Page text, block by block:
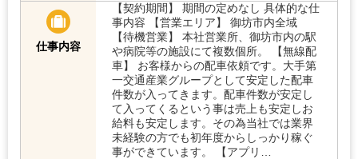
仕事内容
【契約期間】 期間の定めなし 具体的な仕
事内容 【営業エリア】 御坊市内全域
【待機営業】 本社営業所、御坊市内の駅
や病院等の施設にて複数個所。 【無線配
車】 お客様からの配車依頼です。大手第
一交通産業グループとして安定した配車
件数が入ってきます。配車件数が安定し
て入ってくるという事は売上も安定しお
給料も安定します。その為当社では業界
未経験の方でも初年度からしっかり稼ぐ
事ができています。 【アプリ…